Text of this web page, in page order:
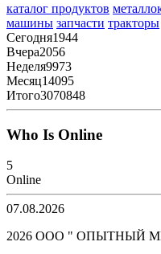
каталог продуктов
машины запчасти тракторы
Сегодня1944
Вчера2056
Неделя9973
Месяц14095
Итого3070848
Who Is Online
5
Online
07.08.2026
2026 ООО " ОПЫТНЫЙ